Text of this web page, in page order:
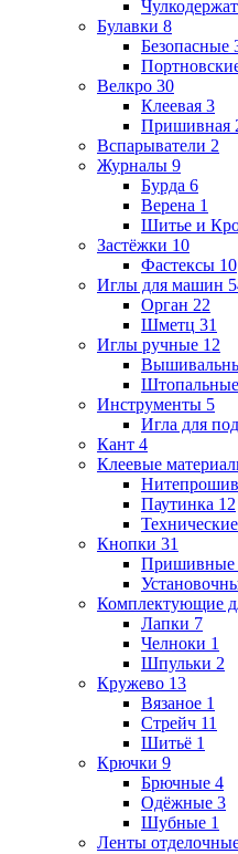
Булавки 8
Безопасные
Велкро 30
Клеевая 3
Пришивная
Вспарыватели 2
Журналы 9
Бурда 6
Верена 1
Шитье и
Застёжки 10
Фастексы 10
Иглы для машин
Орган 22
Шметц 31
Иглы ручные 12
Штопальные
Инструменты 5
Игла для
Кант 4
Клеевые
Паутинка 12
Технические
Кнопки 31
Пришивные
Комплектующие
Лапки 7
Челноки 1
Шпульки 2
Кружево 13
Вязаное 1
Стрейч 11
Шитьё 1
Крючки 9
Брючные 4
Одёжные 3
Шубные 1
Ленты